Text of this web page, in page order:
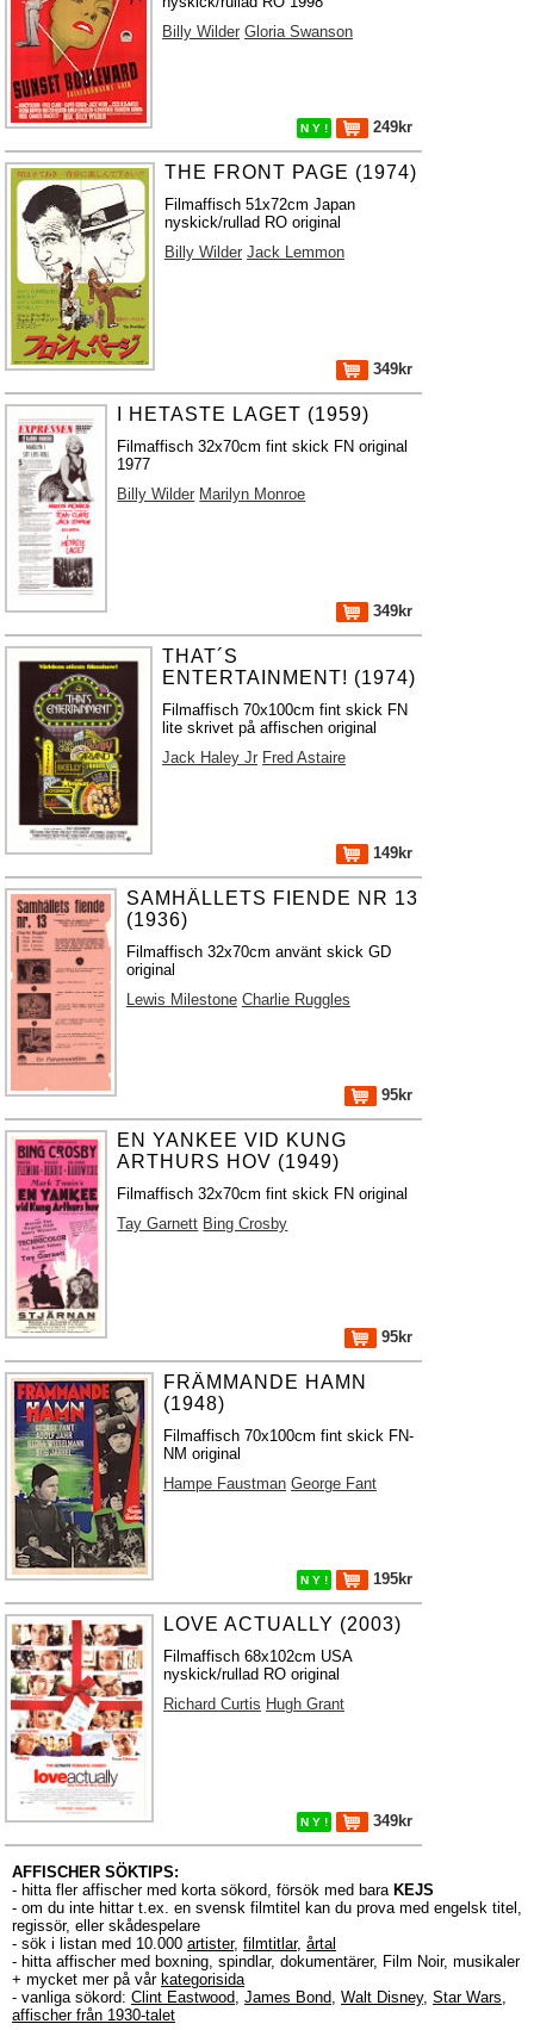
Billy Wilder Gloria Swanson
N Y ! 249kr
THE FRONT PAGE (1974)
Filmaffisch 51x72cm Japan
nyskick/rullad RO original
Billy Wilder Jack Lemmon
349kr
I HETASTE LAGET (1959)
Filmaffisch 32x70cm fint skick FN original
1977
Billy Wilder Marilyn Monroe
349kr
THAT´S
ENTERTAINMENT! (1974)
Filmaffisch 70x100cm fint skick FN
lite skrivet på affischen original
Jack Haley Jr Fred Astaire
149kr
SAMHÄLLETS FIENDE NR 13
(1936)
Filmaffisch 32x70cm använt skick GD
original
Lewis Milestone Charlie Ruggles
95kr
EN YANKEE VID KUNG
ARTHURS HOV (1949)
Filmaffisch 32x70cm fint skick FN original
Tay Garnett Bing Crosby
95kr
FRÄMMANDE HAMN
(1948)
Filmaffisch 70x100cm fint skick FN-
NM original
Hampe Faustman George Fant
N Y ! 195kr
LOVE ACTUALLY (2003)
Filmaffisch 68x102cm USA
nyskick/rullad RO original
Richard Curtis Hugh Grant
N Y ! 349kr
AFFISCHER SÖKTIPS:
- hitta fler affischer med korta sökord, försök med bara KEJS
- om du inte hittar t.ex. en svensk filmtitel kan du prova med engelsk titel,
regissör, eller skådespelare
- sök i listan med 10.000 artister, filmtitlar, årtal
- hitta affischer med boxning, spindlar, dokumentärer, Film Noir, musikaler
+ mycket mer på vår kategorisida
- vanliga sökord: Clint Eastwood, James Bond, Walt Disney, Star Wars,
affischer från 1930-talet